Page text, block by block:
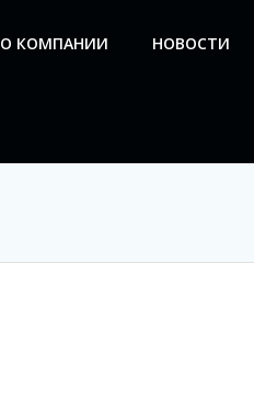
О КОМПАНИИ НОВОСТИ